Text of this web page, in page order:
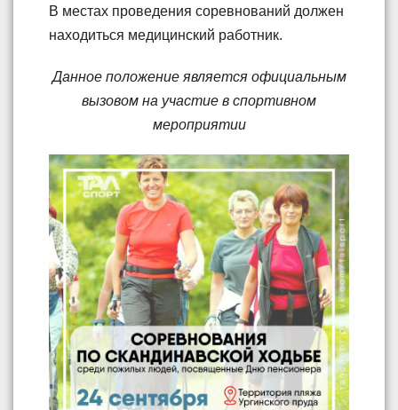
В местах проведения соревнований должен
находиться медицинский работник.
Данное положение является официальным
вызовом на участие в спортивном
мероприятии